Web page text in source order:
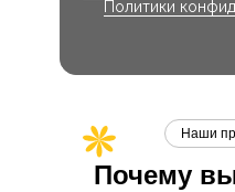
Политики
Почему
Наши